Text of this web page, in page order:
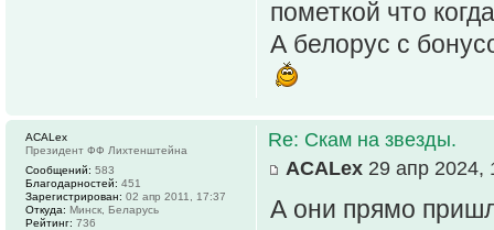
пометкой что
А белорус с
Re: Скам на звезды.
ACALex 29 апр 2024,
А они прямо
ACALex
Президент ФФ Лихтенштейна
Сообщений: 583
Благодарностей: 451
Зарегистрирован: 02 апр 2011, 17:37
Откуда: Минск, Беларусь
Рейтинг: 736